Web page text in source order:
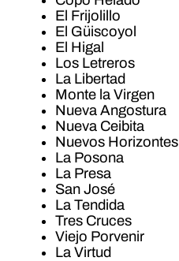
El Frijolillo
El Güiscoyol
El Higal
Los Letreros
La Libertad
Monte la Virgen
Nueva Angostura
Nueva Ceibita
Nuevos Horizontes
La Posona
La Presa
San José
La Tendida
Tres Cruces
Viejo Porvenir
La Virtud